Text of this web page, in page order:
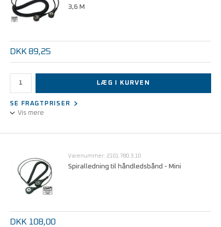
3,6 M
DKK 89,25
LÆG I KURVEN
SE FRAGTPRISER
Vis mere
Varenummer: 2101.780.3.10
Spiralledning til håndledsbånd - Mini
DKK 108,00